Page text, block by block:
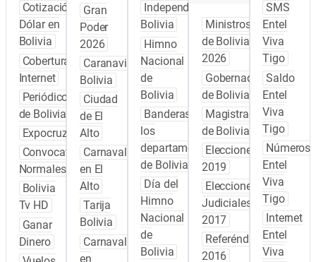
Cotización
Dólar en
Bolivia
Cobertura
Internet
Periódicos
de Bolivia
Expocruz
Convocatoria
Normales
Bolivia
Tv HD
Ganar
Dinero
Gran
Poder
2026
Caranavi
Bolivia
Ciudad
de El
Alto
Carnaval
en El
Alto
Tarija
Bolivia
Carnaval
en
Independencia
Bolivia
Himno
Nacional
de
Bolivia
Banderas de
los
departamentos
de Bolivia
Día del
Himno
Nacional
de
Bolivia
Ministros
de Bolivia
2026
Gobernadores
de Bolivia
Magistrados
de Bolivia
Elecciones
2019
Elecciones
Judiciales
2017
Referéndum
2016
SMS
Entel
Viva
Tigo
Saldo
Entel
Viva
Tigo
Números
Entel
Viva
Tigo
Internet
Entel
Viva